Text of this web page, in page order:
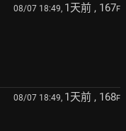
08/07 18:49, 1天前 , 167F
08/07 18:49, 1天前 , 168F